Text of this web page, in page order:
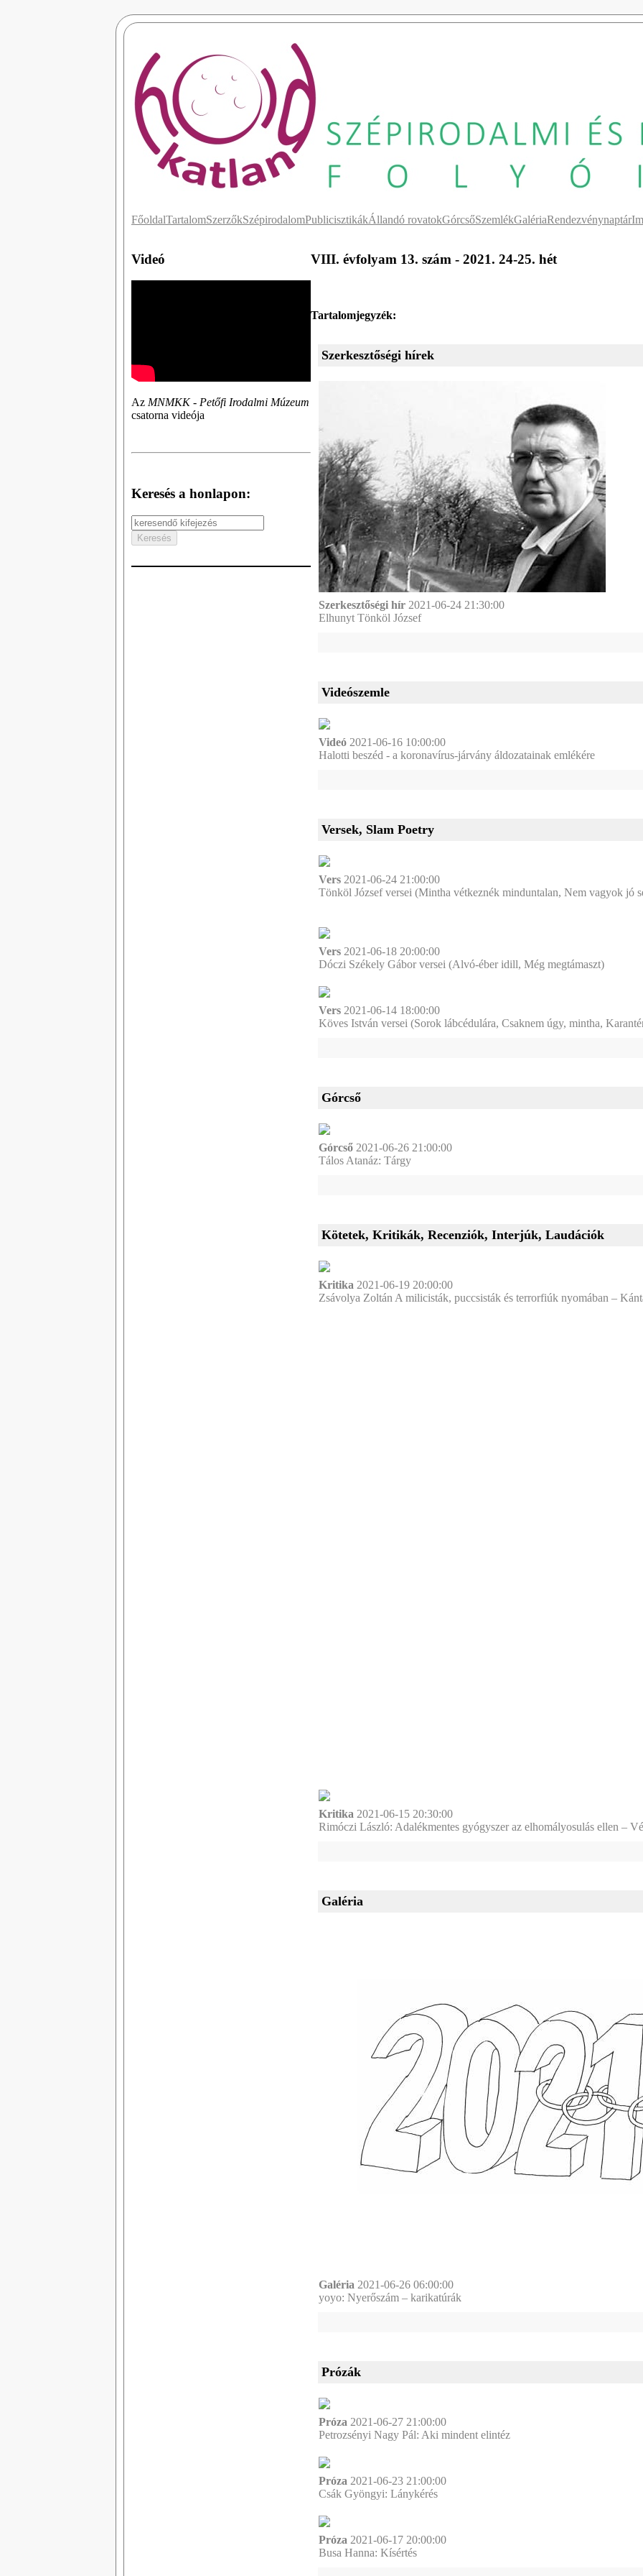
FőoldalTartalomSzerzőkSzépirodalomPublicisztikákÁllandó rovatokGórcsőSzemlékGalériaRendezvénynaptár
Videó
Az MNMKK - Petőfi Irodalmi Múzeum
csatorna videója
Keresés a honlapon:
VIII. évfolyam 13. szám - 2021. 24-25. hét
Tartalomjegyzék:
Szerkesztőségi hírek
Szerkesztőségi hír 2021-06-24 21:30:00
Elhunyt Tönköl József
Videószemle
Videó 2021-06-16 10:00:00
Halotti beszéd - a koronavírus-járvány áldozatainak emlékére
Versek, Slam Poetry
Vers 2021-06-24 21:00:00
Tönköl József versei (Mintha vétkeznék minduntalan, Nem vagyok jó
Vers 2021-06-18 20:00:00
Dóczi Székely Gábor versei (Alvó-éber idill, Még megtámaszt)
Vers 2021-06-14 18:00:00
Köves István versei (Sorok lábcédulára, Csaknem úgy, mintha,
Górcső
Górcső 2021-06-26 21:00:00
Tálos Atanáz: Tárgy
Kötetek, Kritikák, Recenziók, Interjúk, Laudációk
Kritika 2021-06-19 20:00:00
Zsávolya Zoltán A milicisták, puccsisták és terrorfiúk nyomában –
Kritika 2021-06-15 20:30:00
Rimóczi László: Adalékmentes gyógyszer az elhomályosulás ellen –
Galéria
Galéria 2021-06-26 06:00:00
yoyo: Nyerőszám – karikatúrák
Prózák
Próza 2021-06-27 21:00:00
Petrozsényi Nagy Pál: Aki mindent elintéz
Próza 2021-06-23 21:00:00
Csák Gyöngyi: Lánykérés
Próza 2021-06-17 20:00:00
Busa Hanna: Kísértés